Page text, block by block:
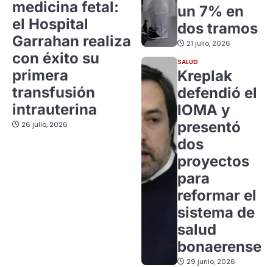
medicina fetal:
el Hospital
Garrahan realiza
con éxito su
primera
transfusión
intrauterina
26 julio, 2026
un 7% en
dos tramos
21 julio, 2026
SALUD
Kreplak
defendió el
IOMA y
presentó
dos
proyectos
para
reformar el
sistema de
salud
bonaerense
29 junio, 2026